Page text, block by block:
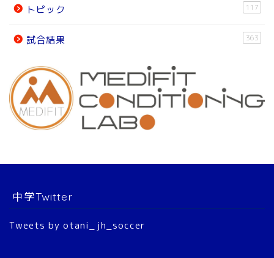
トピック 117
試合結果 363
中学Twitter
Tweets by otani_jh_soccer
チーム紹介
チーム紹介
選 手